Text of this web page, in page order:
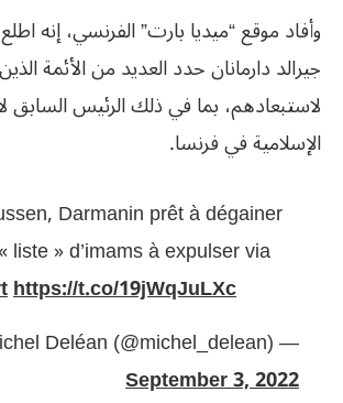
وأفاد موقع “ميديا بارت” الفرنسي، إنه
جيرالد دارمانان حدد العديد من الأئمة
لاستبعادهم، بما في ذلك الرئيس السابق
الإسلامية في فرنسا.
Darmanin prêt à dégainer
liste » d’imams à expulser via
https://t.co/19jWqJuLXc
— Michel Deléan (@michel_delean)
September 3, 2022